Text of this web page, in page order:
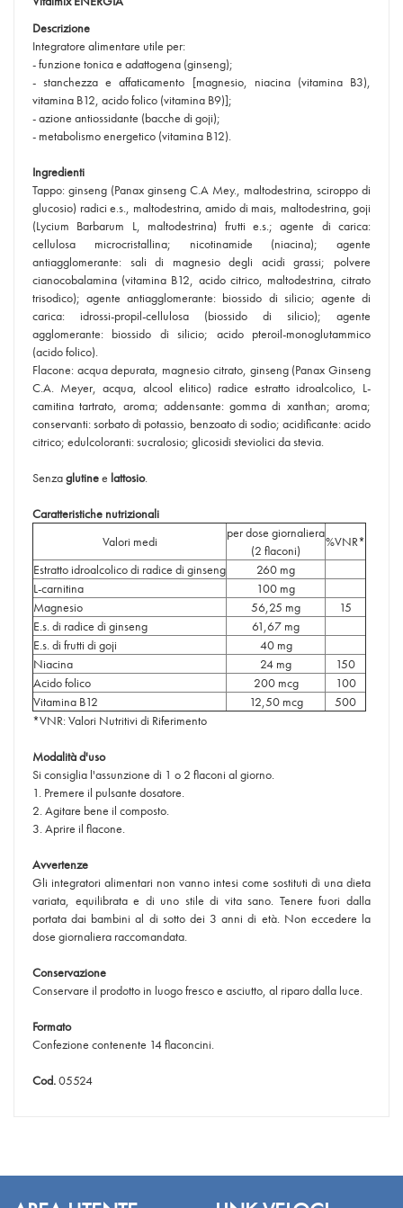
Descrizione
Integratore alimentare utile per:
- funzione tonica e adattogena (ginseng);
- stanchezza e affaticamento [magnesio, niacina (vitamina B3),
vitamina B12, acido folico (vitamina B9)];
- azione antiossidante (bacche di goji);
- metabolismo energetico (vitamina B12).
Ingredienti
Tappo: ginseng (Panax ginseng C.A Mey., maltodestrina, sciroppo di
glucosio) radici e.s., maltodestrina, amido di mais, maltodestrina, goji
(Lycium Barbarum L, maltodestrina) frutti e.s.; agente di carica:
cellulosa microcristallina; nicotinamide (niacina); agente
antiagglomerante: sali di magnesio degli acidi grassi; polvere
cianocobalamina (vitamina B12, acido citrico, maltodestrina, citrato
trisodico); agente antiagglomerante: biossido di silicio; agente di
carica: idrossi-propil-cellulosa (biossido di silicio); agente
agglomerante: biossido di silicio; acido pteroil-monoglutammico
(acido folico).
Flacone: acqua depurata, magnesio citrato, ginseng (Panax Ginseng
C.A. Meyer, acqua, alcool elitico) radice estratto idroalcolico, L-
camitina tartrato, aroma; addensante: gomma di xanthan; aroma;
conservanti: sorbato di potassio, benzoato di sodio; acidificante: acido
citrico; edulcoloranti: sucralosio; glicosidi steviolici da stevia.
Senzaglutinee lattosio.
Caratteristiche nutrizionali
Valori medi
per dose giornaliera
(2 flaconi)
%VNR*
Estratto idroalcolico di radice di ginseng
260 mg
L-carnitina
100 mg
Magnesio
56,25 mg
15
E.s. di radice di ginseng
61,67 mg
E.s. di frutti di goji
40 mg
Niacina
24 mg
150
Acido folico
200 mcg
100
Vitamina B12
12,50 mcg
500
*VNR: Valori Nutritivi di Riferimento
Modalità d'uso
Si consiglia l'assunzione di 1 o 2 flaconi al giorno.
1. Premere il pulsante dosatore.
2. Agitare bene il composto.
3. Aprire il flacone.
Avvertenze
Gli integratori alimentari non vanno intesi come sostituti di una dieta
variata, equilibrata e di uno stile di vita sano. Tenere fuori dalla
portata dai bambini al di sotto dei 3 anni di età. Non eccedere la
dose giornaliera raccomandata.
Conservazione
Conservare il prodotto in luogo fresco e asciutto, al riparo dalla luce.
Formato
Confezione contenente 14 flaconcini.
Cod.05524